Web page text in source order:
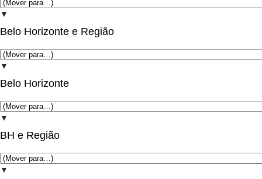
▼
Belo Horizonte e Região
▼
Belo Horizonte
▼
BH e Região
▼